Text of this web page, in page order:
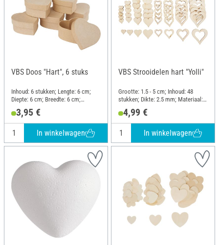
VBS Doos "Hart", 6 stuks
Inhoud: 6 stukken; Lengte: 6 cm;
Diepte: 6 cm; Breedte: 6 cm;
Papiermache
3,95 €
In winkelwagen
VBS Strooidelen hart "Yolli"
Grootte: 1.5 - 5 cm; Inhoud: 48
stukken; Dikte: 2.5 mm; Materiaal:
4,99 €
In winkelwagen